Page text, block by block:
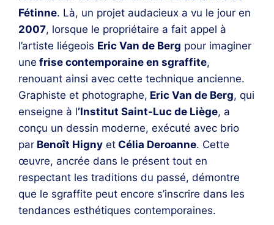
Fétinne. Là, un projet audacieux a vu le jour en
2007, lorsque le propriétaire a fait appel à
l’artiste liégeois Eric Van de Berg pour imaginer
une frise contemporaine en sgraffite,
renouant ainsi avec cette technique ancienne.
Graphiste et photographe, Eric Van de Berg, qui
enseigne à l’Institut Saint-Luc de Liège, a
conçu un dessin moderne, exécuté avec brio
par Benoît Higny et Célia Deroanne. Cette
œuvre, ancrée dans le présent tout en
respectant les traditions du passé, démontre
que le sgraffite peut encore s’inscrire dans les
tendances esthétiques contemporaines.